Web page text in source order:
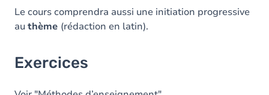
Le cours comprendra aussi une initiation progressive
au thème (rédaction en latin).
Exercices